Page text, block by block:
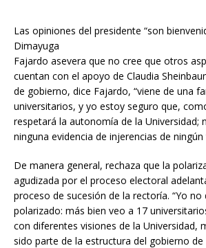
Las opiniones del presidente “son
Dimayuga
Fajardo asevera que no cree que otros
cuentan con el apoyo de Claudia
de gobierno, dice Fajardo, “viene de una
universitarios, y yo estoy seguro que,
respetará la autonomía de la Universidad;
ninguna evidencia de injerencias de ningún
De manera general, rechaza que la
agudizada por el proceso electoral
proceso de sucesión de la rectoría. “Yo no
polarizado: más bien veo a 17
con diferentes visiones de la Universidad,
sido parte de la estructura del gobierno de